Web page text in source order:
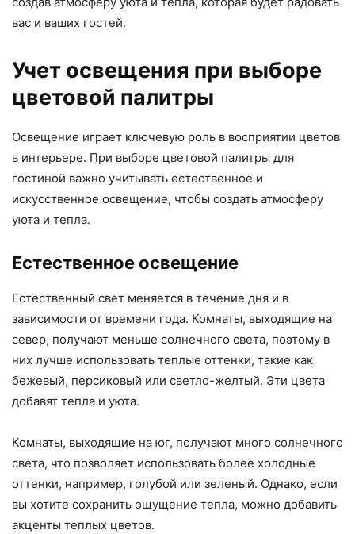
вас и ваших гостей.
Учет освещения при выборе
цветовой палитры
Освещение играет ключевую роль в восприятии цветов
в интерьере. При выборе цветовой палитры для
гостиной важно учитывать естественное и
искусственное освещение, чтобы создать атмосферу
уюта и тепла.
Естественное освещение
Естественный свет меняется в течение дня и в
зависимости от времени года. Комнаты, выходящие на
север, получают меньше солнечного света, поэтому в
них лучше использовать теплые оттенки, такие как
бежевый, персиковый или светло-желтый. Эти цвета
добавят тепла и уюта.
Комнаты, выходящие на юг, получают много солнечного
света, что позволяет использовать более холодные
оттенки, например, голубой или зеленый. Однако, если
вы хотите сохранить ощущение тепла, можно добавить
акценты теплых цветов.